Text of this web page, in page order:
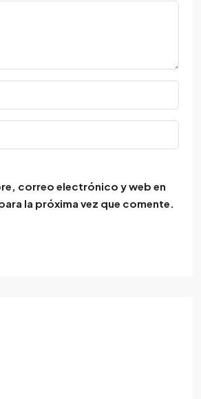
correo electrónico y web en
la próxima vez que comente.